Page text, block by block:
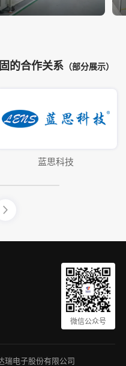
的合作关系 （部分展示）
蓝思科技
微信公众号
电子股份有限公司